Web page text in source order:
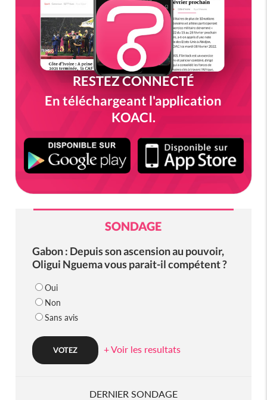
RESTEZ CONNECTÉ
En téléchargeant l'application
KOACI.
SONDAGE
Gabon : Depuis son ascension au pouvoir,
Oligui Nguema vous parait-il compétent ?
Oui
Non
Sans avis
+ Voir les resultats
DERNIER SONDAGE